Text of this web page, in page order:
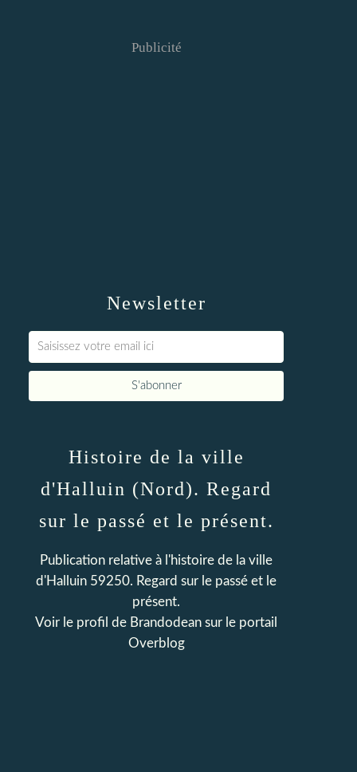
Newsletter
Publicité
Histoire de la ville
d'Halluin (Nord). Regard
sur le passé et le présent.
Publication relative à l'histoire de la ville
d'Halluin 59250. Regard sur le passé et le
présent.
Voir le profil de Brandodean sur le portail
Overblog